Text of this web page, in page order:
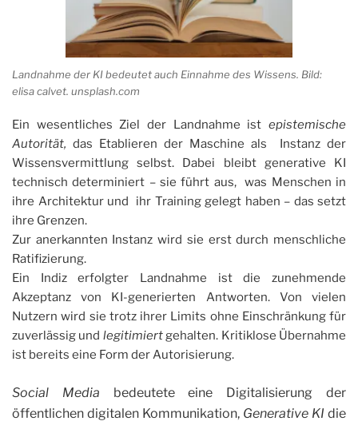
Landnahme der KI bedeutet auch Einnahme des Wissens. Bild:
elisa calvet. unsplash.com
Ein wesentliches Ziel der Landnahme ist epistemische
Autorität, das Etablieren der Maschine als Instanz der
Wissensvermittlung selbst. Dabei bleibt generative KI
technisch determiniert – sie führt aus, was Menschen in
ihre Architektur und ihr Training gelegt haben – das setzt
ihre Grenzen.
Zur anerkannten Instanz wird sie erst durch menschliche
Ratifizierung.
Ein Indiz erfolgter Landnahme ist die zunehmende
Akzeptanz von KI-generierten Antworten. Von vielen
Nutzern wird sie trotz ihrer Limits ohne Einschränkung für
zuverlässig und legitimiertgehalten. Kritiklose Übernahme
ist bereits eine Form der Autorisierung.
Social Media bedeutete eine Digitalisierung der
öffentlichen digitalen Kommunikation, Generative KI die